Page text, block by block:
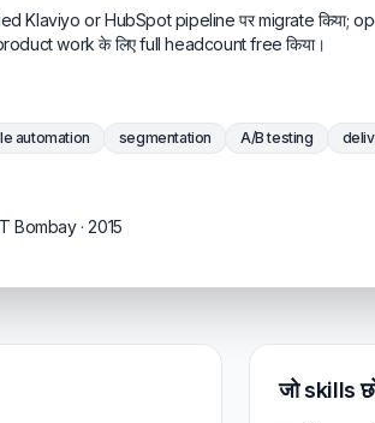
Klaviyo or HubSpot pipeline पर migrate किया;
work के लिए full headcount free किया।
automation segmentation A/B testing
Bombay · 2015
जो skills